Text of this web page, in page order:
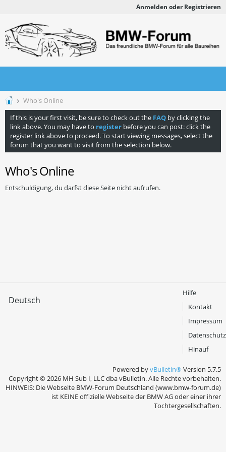
Anmelden oder Registrieren
Who's Online
If this is your first visit, be sure to check out the FAQ by clicking the
link above. You may have to register before you can post: click the
register link above to proceed. To start viewing messages, select the
forum that you want to visit from the selection below.
Who's Online
Entschuldigung, du darfst diese Seite nicht aufrufen.
Deutsch
Hilfe
Kontakt
Impressum
Datenschutz
Hinauf
Powered byvBulletin®Version 5.7.5
Copyright © 2026 MH Sub I, LLC dba vBulletin. Alle Rechte vorbehalten.
HINWEIS: Die Webseite BMW-Forum Deutschland (www.bmw-forum.de)
ist KEINE offizielle Webseite der BMW AG oder einer ihrer
Tochtergesellschaften.